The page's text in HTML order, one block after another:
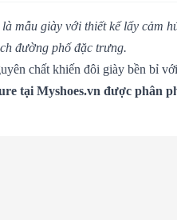
là mẫu giày với thiết kế lấy cảm
đường phố đặc trưng.
chất khiến đôi giày bền bỉ
tại Myshoes.vn được phân